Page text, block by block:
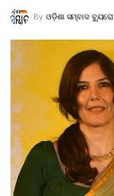
By ଓଡ଼ିଶା ସମ୍ବାଦ ବ୍ୟୁରୋ